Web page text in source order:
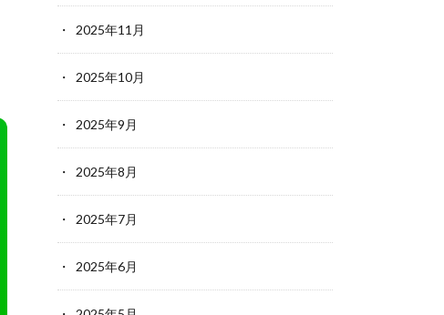
2025年11月
2025年10月
2025年9月
2025年8月
2025年7月
2025年6月